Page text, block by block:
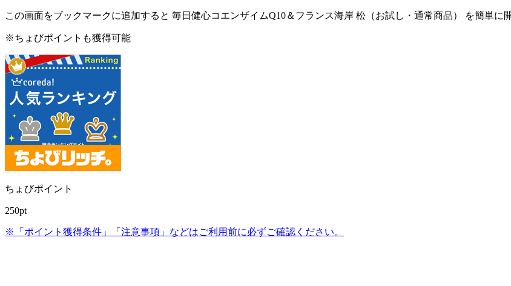
この画面をブックマークに追加すると 毎日健心コエンザイムQ10＆フランス海岸 松（お試し・通常商品） を簡単に
※ちょびポイントも獲得可能
ちょびポイント
250pt
※「ポイント獲得条件」「注意事項」などはご利用前に必ずご確認ください。